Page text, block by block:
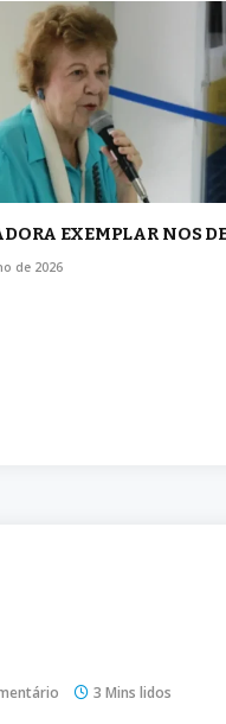
EXEMPLAR NOS
de 2026
3 Mins lidos